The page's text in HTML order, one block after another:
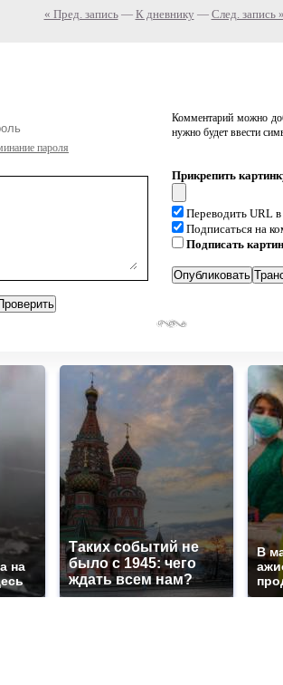
« Пред. запись— К дневнику — След. запись »
пароля
Комментарий можно
нужно будет ввести
Прикрепить
Переводить URL
Подписаться на
Подписать
на
Таких событий не
было с 1945: чего
ждать всем нам?
В